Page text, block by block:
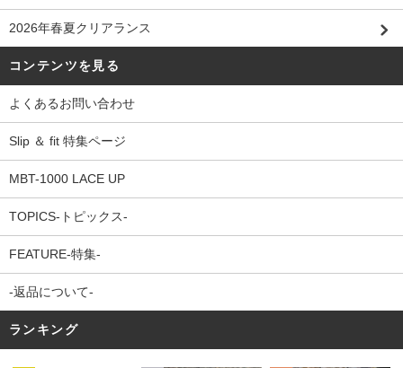
2026年春夏クリアランス
コンテンツを見る
よくあるお問い合わせ
Slip ＆ fit 特集ページ
MBT-1000 LACE UP
TOPICS-トピックス-
FEATURE-特集-
-返品について-
ランキング